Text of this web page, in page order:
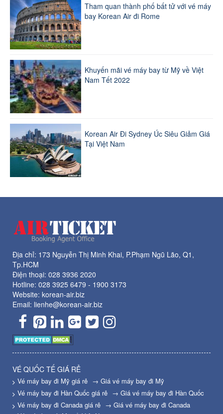
Tham quan thành phố bất tử với vé máy
bay Korean Air đi Rome
Khuyến mãi vé máy bay từ Mỹ về Việt
Nam Tết 2022
Korean Air Đi Sydney Úc Siêu Giảm Giá
Tại Việt Nam
Địa chỉ: 173 Nguyễn Thị Minh Khai, P.Phạm Ngũ Lão, Q1,
Tp.HCM
Điện thoại: 028 3936 2020
Hotline: 028 3925 6479 - 1900 3173
Website: korean-air.biz
Email: lienhe@korean-air.biz
VÉ QUỐC TẾ GIÁ RẺ
Vé máy bay đi Mỹ giá rẻ → Giá vé máy bay đi Mỹ
Vé máy bay đi Hàn Quốc giá rẻ → Giá vé máy bay đi Hàn Quốc
Vé máy bay đi Canada giá rẻ → Giá vé máy bay đi Canada